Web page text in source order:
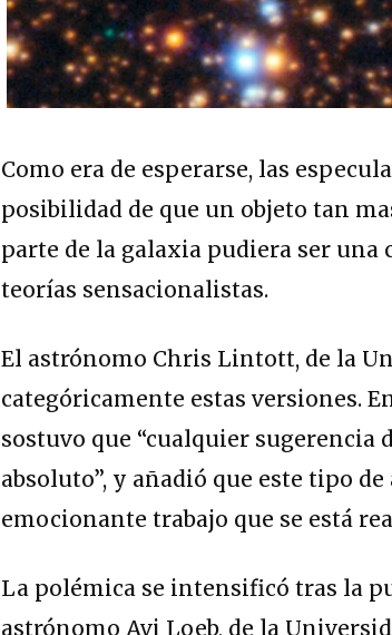
Como era de esperarse, las
posibilidad de que un objeto tan
parte de la galaxia pudiera ser
teorías sensacionalistas.
El astrónomo Chris Lintott, de la
categóricamente estas versiones.
sostuvo que “cualquier sugerencia
absoluto”, y añadió que este tipo
emocionante trabajo que se está
La polémica se intensificó tras la
astrónomo Avi Loeb, de la